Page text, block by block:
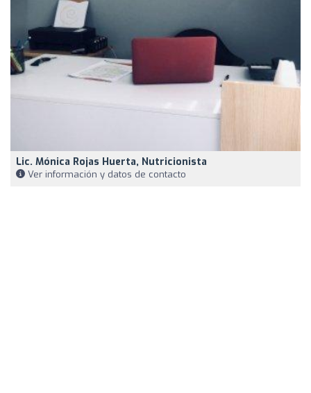
Lic. Mónica Rojas Huerta, Nutricionista
Ver información y datos de contacto